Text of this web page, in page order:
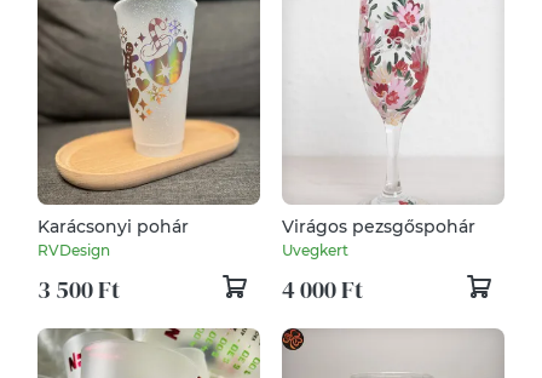
Karácsonyi pohár
RVDesign
3 500 Ft
Virágos pezsgőspohár
Uvegkert
4 000 Ft